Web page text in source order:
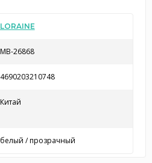
LORAINE
MB-26868
4690203210748
Китай
белый / прозрачный